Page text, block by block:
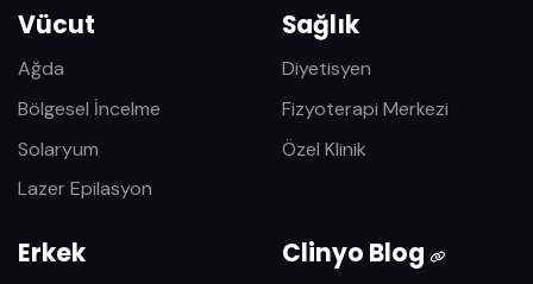
Vücut
Ağda
Bölgesel İncelme
Solaryum
Lazer Epilasyon
Sağlık
Diyetisyen
Fizyoterapi Merkezi
Özel Klinik
Erkek Clinyo Blog